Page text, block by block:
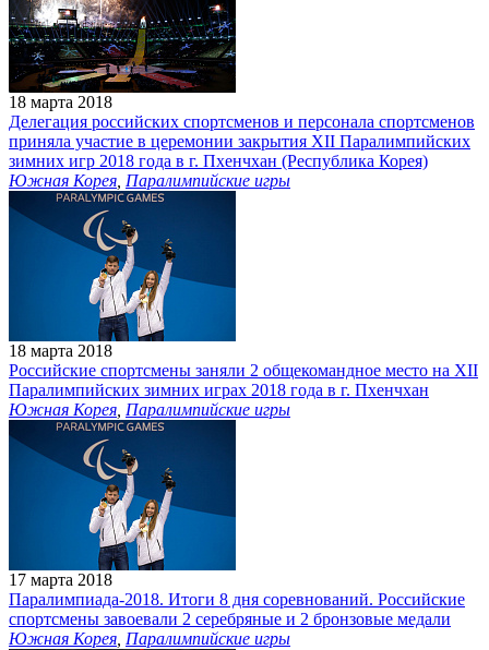
18 марта 2018
Делегация российских спортсменов и персонала спортсменов
приняла участие в церемонии закрытия XII Паралимпийских
зимних игр 2018 года в г. Пхенчхан (Республика Корея)
Южная Корея Паралимпийские игры
18 марта 2018
Российские спортсмены заняли 2 общекомандное место на XII
Паралимпийских зимних играх 2018 года в г. Пхенчхан
Южная Корея Паралимпийские игры
17 марта 2018
Паралимпиада-2018. Итоги 8 дня соревнований. Российские
спортсмены завоевали 2 серебряные и 2 бронзовые медали
Южная Корея Паралимпийские игры